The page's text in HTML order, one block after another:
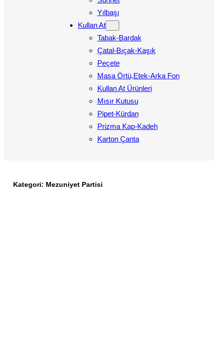
Yılbaşı
Kullan At
Tabak-Bardak
Çatal-Bıçak-Kaşık
Peçete
Masa Örtü,Etek-Arka Fon
Kullan At Ürünleri
Mısır Kutusu
Pipet-Kürdan
Prizma Kap-Kadeh
Karton Çanta
Kategori: Mezuniyet Partisi